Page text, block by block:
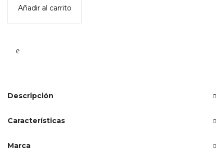
petit
Añadir al carrito
Descripción
Características
Marca